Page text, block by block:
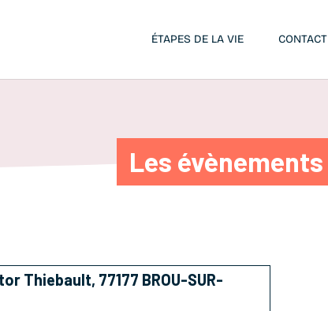
ÉTAPES DE LA VIE CONTACT
Les évènements
Thiebault, 77177 BROU-SUR-